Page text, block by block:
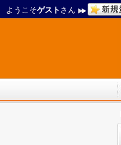
ようこそゲスト さん